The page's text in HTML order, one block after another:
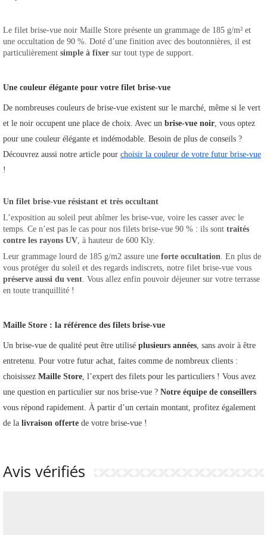
Le filet brise-vue noir Maille Store présente un grammage de 185 g/m² et
une occultation de 90 %. Doté d’une finition avec des boutonnières, il est
particulièrement simple à fixer sur tout type de support.
Une couleur élégante pour votre filet brise-vue
De nombreuses couleurs de brise-vue existent sur le marché, même si le vert
et le noir occupent une place de choix. Avec un brise-vue noir, vous optez
pour une couleur élégante et indémodable. Besoin de plus de conseils ?
Découvrez aussi notre article pour choisir la couleur de votre futur brise-vue
!
Un filet brise-vue résistant et très occultant
L’exposition au soleil peut abîmer les brise-vue, voire les casser avec le
temps. Ce n’est pas le cas pour nos filets brise-vue 90 % : ils sont traités
contre les rayons UV, à hauteur de 600 Kly.
Leur grammage lourd de 185 g/m2 assure une forte occultation. En plus de
préserve aussi du vent. Vous allez enfin pouvoir déjeuner sur votre terrasse
en toute tranquillité !
Maille Store : la référence des filets brise-vue
Un brise-vue de qualité peut être utilisé plusieurs années, sans avoir à être
entretenu. Pour votre futur achat, faites comme de nombreux clients :
choisissez Maille Store, l’expert des filets pour les particuliers ! Vous avez
une question en particulier sur nos brise-vue ? Notre
vous répond rapidement. À partir d’un certain montant, profitez également
de la livraison offerte de votre brise-vue !
Avis vérifiés